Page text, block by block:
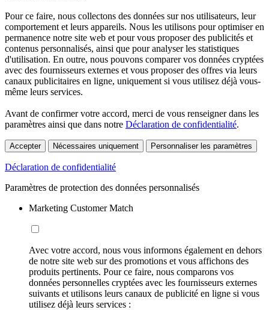
Pour ce faire, nous collectons des données sur nos utilisateurs, leur
comportement et leurs appareils. Nous les utilisons pour optimiser en
permanence notre site web et pour vous proposer des publicités et
contenus personnalisés, ainsi que pour analyser les statistiques
d'utilisation. En outre, nous pouvons comparer vos données cryptées
avec des fournisseurs externes et vous proposer des offres via leurs
canaux publicitaires en ligne, uniquement si vous utilisez déjà vous-
même leurs services.
Avant de confirmer votre accord, merci de vous renseigner dans les
paramètres ainsi que dans notre Déclaration de confidentialité.
Accepter Nécessaires uniquement Personnaliser les paramètres
Déclaration de confidentialité
Paramètres de protection des données personnalisés
Marketing Customer Match
Avec votre accord, nous vous informons également en dehors
de notre site web sur des promotions et vous affichons des
produits pertinents. Pour ce faire, nous comparons vos
données personnelles cryptées avec les fournisseurs externes
suivants et utilisons leurs canaux de publicité en ligne si vous
utilisez déjà leurs services :